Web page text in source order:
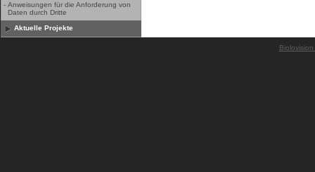
- Anweisungen für die Anforderung von
Daten durch Dritte
Aktuelle Projekte
Biolovision